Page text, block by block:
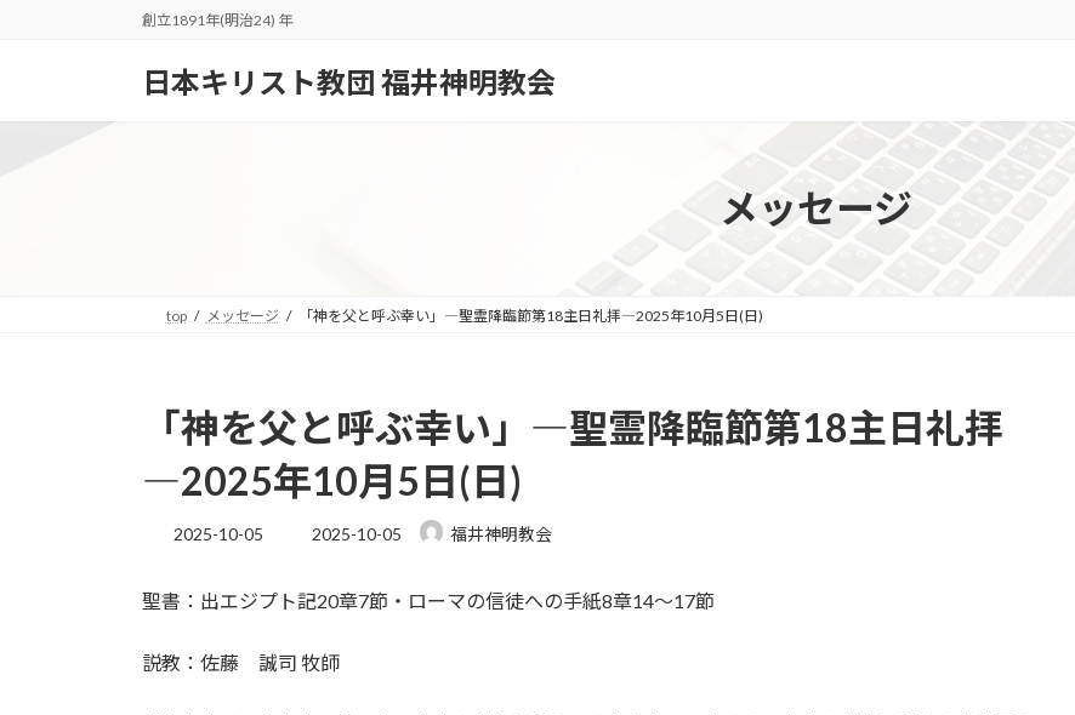
創立1891年(明治24) 年
日本キリスト教団 福井神明教会
メッセージ
top メッセージ 「神を父と呼ぶ幸い」―聖霊降臨節第18主日礼拝―2025年10月5日(日)
「神を父と呼ぶ幸い」―聖霊降臨節第18主日礼拝
―2025年10月5日(日)
2025-10-05
最
新
時
:
2025-10-05 福井神明教会
聖書：出エジプト記20章7節・ローマの信徒への手紙8章14～17節
説教：佐藤 誠司 牧師